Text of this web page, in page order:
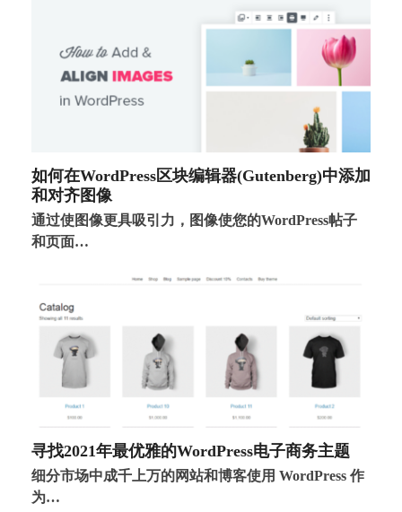
如何在WordPress区块编辑器(Gutenberg)中添加
和对齐图像
通过使图像更具吸引力，图像使您的WordPress帖子
和页面…
寻找2021年最优雅的WordPress电子商务主题
细分市场中成千上万的网站和博客使用 WordPress 作
为…